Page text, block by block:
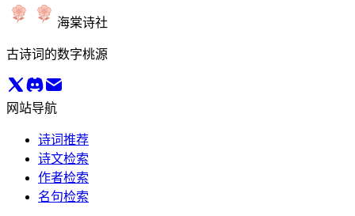
海棠诗社
古诗词的数字桃源
网站导航
诗词推荐
诗文检索
作者检索
名句检索